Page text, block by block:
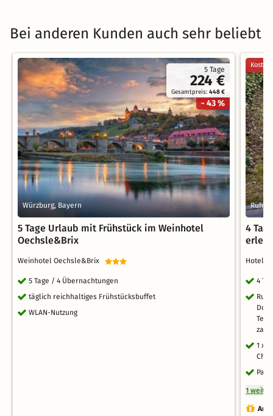
Bei anderen Kunden auch sehr beliebt
5 Tage
224 €
Gesamtpreis:448 €
- 43 %
Würzburg, Bayern
5 Tage Urlaub mit Frühstück im Weinhotel
Oechsle&Brix
Weinhotel Oechsle&Brix
5 Tage / 4 Übernachtungen
täglich reichhaltiges Frühstücksbuffet
WLAN-Nutzung
4
Hotel
4
1 x
1